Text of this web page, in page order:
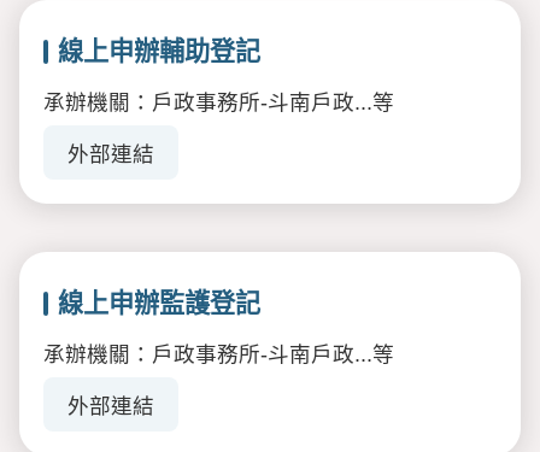
線上申辦輔助登記
承辦機關：戶政事務所-斗南戶政...等
外部連結
線上申辦監護登記
承辦機關：戶政事務所-斗南戶政...等
外部連結